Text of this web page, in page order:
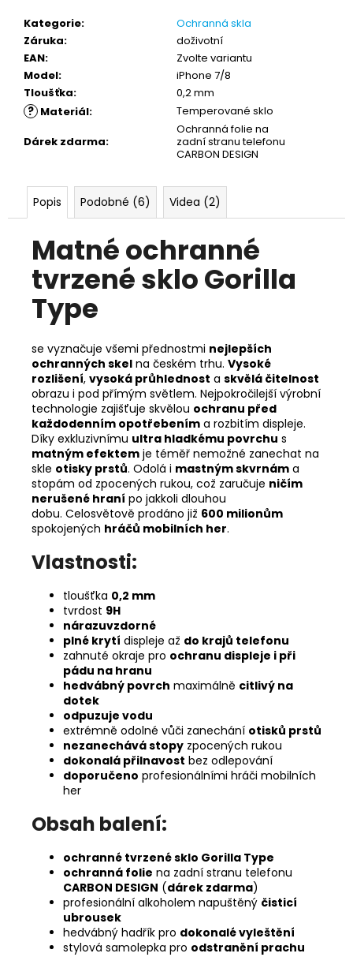
Kategorie:
Ochranná skla
Záruka:
doživotní
EAN:
Zvolte variantu
Model:
iPhone 7/8
Tloušťka: 0,2 mm
? Materiál: Temperované sklo
Dárek zdarma:
Ochranná folie na
zadní stranu telefonu
CARBON DESIGN
Popis Podobné (6) Videa (2)
Matné ochranné
tvrzené sklo Gorilla
Type
se vyznačuje všemi přednostmi nejlepších
ochranných skel na českém trhu. Vysoké
rozlišení, vysoká průhlednost a skvělá čitelnost
obrazu i pod přímým světlem. Nejpokročilejší výrobní
technologie zajišťuje skvělou ochranu před
každodenním opotřebením a rozbitím displeje.
Díky exkluzivnímu ultra hladkému povrchu s
matným efektem je téměř nemožné zanechat na
skle otisky prstů. Odolá i mastným skvrnám a
stopám od zpocených rukou, což zaručuje ničím
nerušené hraní po jakkoli dlouhou
dobu. Celosvětově prodáno již 600 milionům
spokojených hráčů mobilních her.
Vlastnosti:
tloušťka 0,2 mm
tvrdost 9H
nárazuvzdorné
plné krytí displeje až do krajů telefonu
zahnuté okraje pro ochranu displeje i při
pádu na hranu
hedvábný povrch maximálně citlivý na
dotek
odpuzuje vodu
extrémně odolné vůči zanechání otisků prstů
nezanechává stopy zpocených rukou
dokonalá přilnavost bez odlepování
doporučeno profesionálními hráči mobilních
her
Obsah balení:
ochranné tvrzené sklo Gorilla Type
ochranná folie na zadní stranu telefonu
CARBON DESIGN (dárek zdarma)
profesionální alkoholem napuštěný čisticí
ubrousek
hedvábný hadřík pro dokonalé vyleštění
stylová samolepka pro odstranění prachu